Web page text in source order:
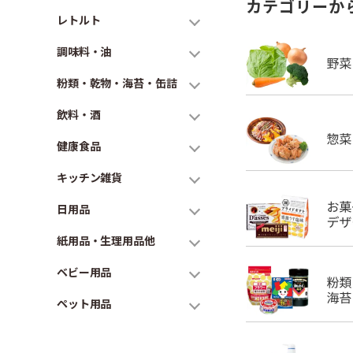
レトルト
調味料・油
粉類・乾物・海苔・缶詰
飲料・酒
健康食品
キッチン雑貨
日用品
紙用品・生理用品他
ベビー用品
ペット用品
カテゴリーか